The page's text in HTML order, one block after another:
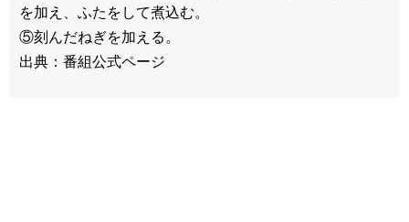
を加え、ふたをして煮込む。
⑤刻んだねぎを加える。
出典：番組公式ページ